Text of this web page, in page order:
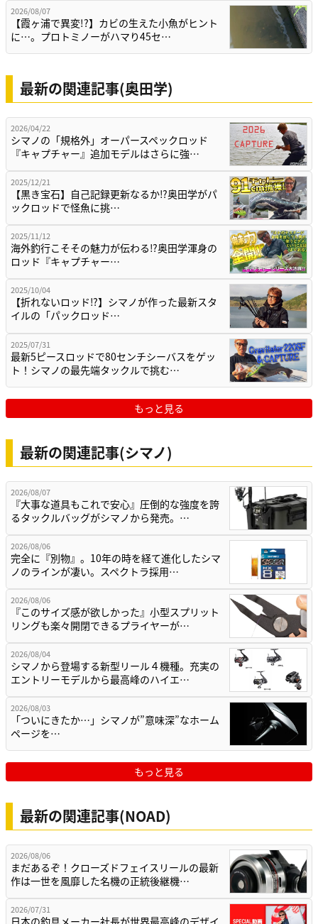
2026/08/07
【霞ヶ浦で異変!?】カビの生えた小魚がヒント
に…。プロトミノーがハマり45セ…
最新の関連記事(奥田学)
2026/04/22
シマノの「規格外」オーパースペックロッド
『キャプチャー』追加モデルはさらに強…
2025/12/21
【黒き宝石】自己記録更新なるか⁉奥田学がパ
ックロッドで怪魚に挑…
2025/11/12
海外釣行こそその魅力が伝わる⁉奥田学渾身の
ロッド『キャプチャー…
2025/10/04
【折れないロッド⁉】シマノが作った最新スタ
イルの「パックロッド…
2025/07/31
最新5ピースロッドで80センチシーバスをゲッ
ト！シマノの最先端タックルで挑む…
もっと見る
最新の関連記事(シマノ)
2026/08/07
『大事な道具もこれで安心』圧倒的な強度を誇
るタックルバッグがシマノから発売。…
2026/08/06
完全に『別物』。10年の時を経て進化したシマ
ノのラインが凄い。スペクトラ採用…
2026/08/06
『このサイズ感が欲しかった』小型スプリット
リングも楽々開閉できるプライヤーが…
2026/08/04
シマノから登場する新型リール４機種。充実の
エントリーモデルから最高峰のハイエ…
2026/08/03
「ついにきたか…」シマノが”意味深”なホーム
ページを…
もっと見る
最新の関連記事(NOAD)
2026/08/06
まだあるぞ！クローズドフェイスリールの最新
作は一世を風靡した名機の正統後継機…
2026/07/31